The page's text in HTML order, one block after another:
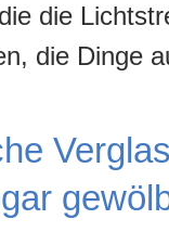
die
die Dinge